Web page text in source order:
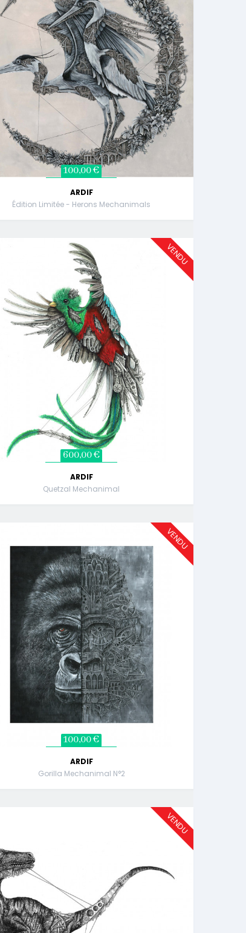
100,00 €
ARDIF
Édition Limitée - Herons Mechanimals
VENDU
600,00 €
ARDIF
Quetzal Mechanimal
VENDU
100,00 €
ARDIF
Gorilla Mechanimal N°2
VENDU